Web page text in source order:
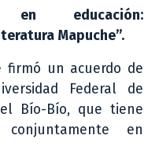
en educación:
Mapuche”.
firmó un acuerdo de
Federal de
Bío-Bío, que tiene
en